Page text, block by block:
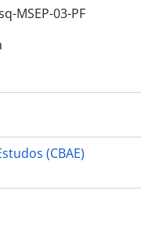
MSEP-03-PF
(CBAE)